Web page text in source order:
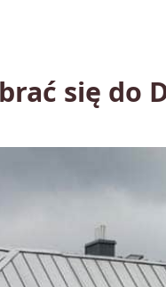
się do